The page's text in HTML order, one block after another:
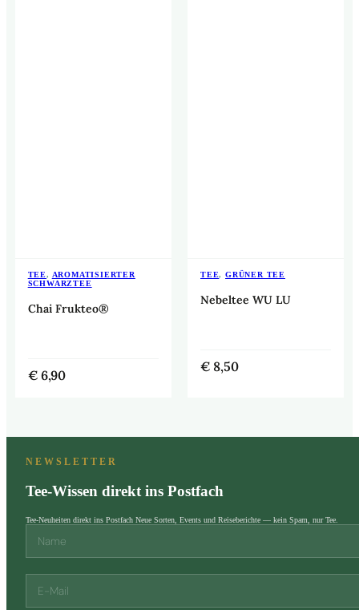
TEE, AROMATISIERTER
SCHWARZTEE
Chai Frukteo®
€ 6,90
TEE,GRÜNER TEE
Nebeltee WU LU
€ 8,50
NEWSLETTER
Tee-Wissen direkt ins Postfach
Tee-Neuheiten direkt ins Postfach Neue Sorten, Events und Reiseberichte — kein Spam, nur Tee.